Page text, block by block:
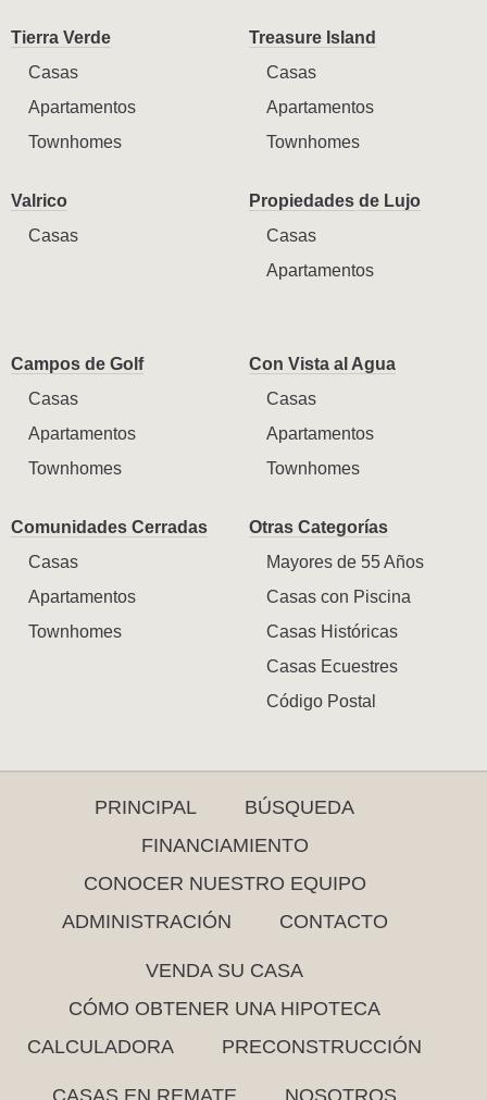
Tierra Verde
Casas
Apartamentos
Townhomes
Treasure Island
Casas
Apartamentos
Townhomes
Valrico
Casas
Propiedades de Lujo
Casas
Apartamentos
Campos de Golf
Casas
Apartamentos
Townhomes
Con Vista al Agua
Casas
Apartamentos
Townhomes
Comunidades Cerradas
Casas
Apartamentos
Townhomes
Otras Categorías
Mayores de 55 Años
Casas con Piscina
Casas Históricas
Casas Ecuestres
Código Postal
PRINCIPAL
BÚSQUEDA
FINANCIAMIENTO
CONOCER NUESTRO EQUIPO
ADMINISTRACIÓN
CONTACTO
VENDA SU CASA
CÓMO OBTENER UNA HIPOTECA
CALCULADORA
PRECONSTRUCCIÓN
CASAS EN REMATE NOSOTROS